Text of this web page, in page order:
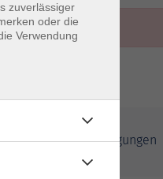
Teilnahmebedingungen
zuverlässiger
oder die
Verwendung